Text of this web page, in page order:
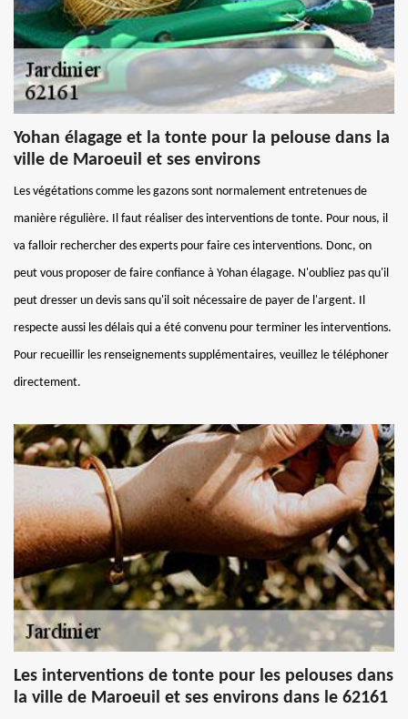
Yohan élagage et la tonte pour la pelouse dans la
ville de Maroeuil et ses environs
Les végétations comme les gazons sont normalement entretenues de
manière régulière. Il faut réaliser des interventions de tonte. Pour nous, il
va falloir rechercher des experts pour faire ces interventions. Donc, on
peut vous proposer de faire confiance à Yohan élagage. N'oubliez pas qu'il
peut dresser un devis sans qu'il soit nécessaire de payer de l'argent. Il
respecte aussi les délais qui a été convenu pour terminer les interventions.
Pour recueillir les renseignements supplémentaires, veuillez le téléphoner
directement.
Les interventions de tonte pour les pelouses dans
la ville de Maroeuil et ses environs dans le 62161